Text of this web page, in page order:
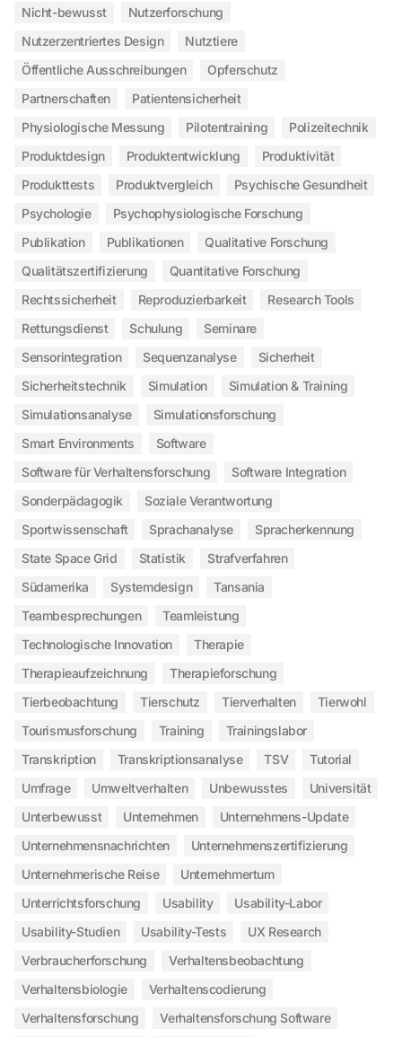
Nicht-bewusst
Nutzerforschung
Nutzerzentriertes Design
Nutztiere
Öffentliche Ausschreibungen
Opferschutz
Partnerschaften
Patientensicherheit
Physiologische Messung
Pilotentraining
Polizeitechnik
Produktdesign
Produktentwicklung
Produktivität
Produkttests
Produktvergleich
Psychische Gesundheit
Psychologie
Psychophysiologische Forschung
Publikation
Publikationen
Qualitative Forschung
Qualitätszertifizierung
Quantitative Forschung
Rechtssicherheit
Reproduzierbarkeit
Research Tools
Rettungsdienst
Schulung
Seminare
Sensorintegration
Sequenzanalyse
Sicherheit
Sicherheitstechnik
Simulation
Simulation & Training
Simulationsanalyse
Simulationsforschung
Smart Environments
Software
Software für Verhaltensforschung
Software Integration
Sonderpädagogik
Soziale Verantwortung
Sportwissenschaft
Sprachanalyse
Spracherkennung
State Space Grid
Statistik
Strafverfahren
Südamerika
Systemdesign
Tansania
Teambesprechungen
Teamleistung
Technologische Innovation
Therapie
Therapieaufzeichnung
Therapieforschung
Tierbeobachtung
Tierschutz Tierverhalten
Tierwohl
Tourismusforschung
Training
Trainingslabor
Transkription
Transkriptionsanalyse TSV
Tutorial
Umfrage
Umweltverhalten Unbewusstes
Universität
Unterbewusst
Unternehmen
Unternehmens-Update
Unternehmensnachrichten
Unternehmenszertifizierung
Unternehmerische Reise
Unternehmertum
Unterrichtsforschung
Usability
Usability-Labor
Usability-Studien
Usability-Tests
UX Research
Verbraucherforschung
Verhaltensbeobachtung
Verhaltensbiologie
Verhaltenscodierung
Verhaltensforschung
Verhaltensforschung Software